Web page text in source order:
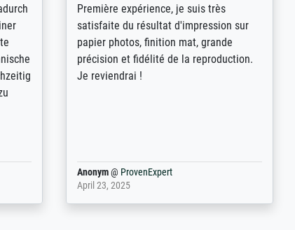
sich
-
Qualité absolument irréprochable.
Extraordinaire diversité des thèmes
abordés et personnalisation des
demandes (recadrage, réajustement des
couleurs). Relation clientèle parfaite.
Anonym@ ProvenExpert
March 31, 2025